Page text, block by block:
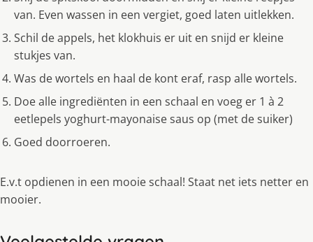
van. Even wassen in een vergiet, goed laten uitlekken.
Schil de appels, het klokhuis er uit en snijd er kleine
stukjes van.
Was de wortels en haal de kont eraf, rasp alle wortels.
Doe alle ingrediënten in een schaal en voeg er 1 à 2
eetlepels yoghurt-mayonaise saus op (met de suiker)
Goed doorroeren.
E.v.t opdienen in een mooie schaal! Staat net iets netter en
mooier.